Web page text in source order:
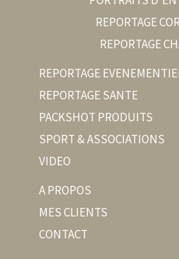
REPORTAGE
REPORTAGE
REPORTAGE
REPORTAGE SANTE
PACKSHOT PRODUITS
SPORT & ASSOCIATIONS
VIDEO
A PROPOS
MES CLIENTS
CONTACT